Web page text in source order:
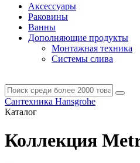
Аксессуары
Раковины
Ванны
Дополняющие продукты
Монтажная техника
Системы слива
Сантехника Hansgrohe
Каталог
Коллекция